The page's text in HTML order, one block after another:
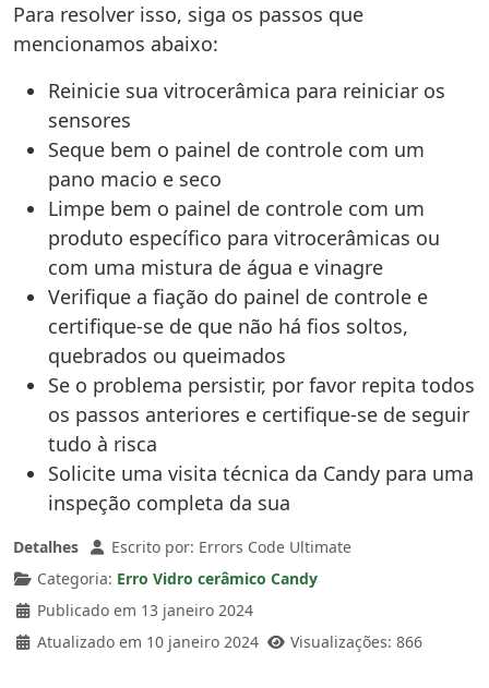
Para resolver isso, siga os passos que
mencionamos abaixo:
Reinicie sua vitrocerâmica para reiniciar os
sensores
Seque bem o painel de controle com um
pano macio e seco
Limpe bem o painel de controle com um
produto específico para vitrocerâmicas ou
com uma mistura de água e vinagre
Verifique a fiação do painel de controle e
certifique-se de que não há fios soltos,
quebrados ou queimados
Se o problema persistir, por favor repita todos
os passos anteriores e certifique-se de seguir
tudo à risca
Solicite uma visita técnica da Candy para uma
inspeção completa da sua
Detalhes Escrito por: Errors Code Ultimate
Categoria: Erro Vidro cerâmico Candy
Publicado em 13 janeiro 2024
Atualizado em 10 janeiro 2024
Visualizações: 866